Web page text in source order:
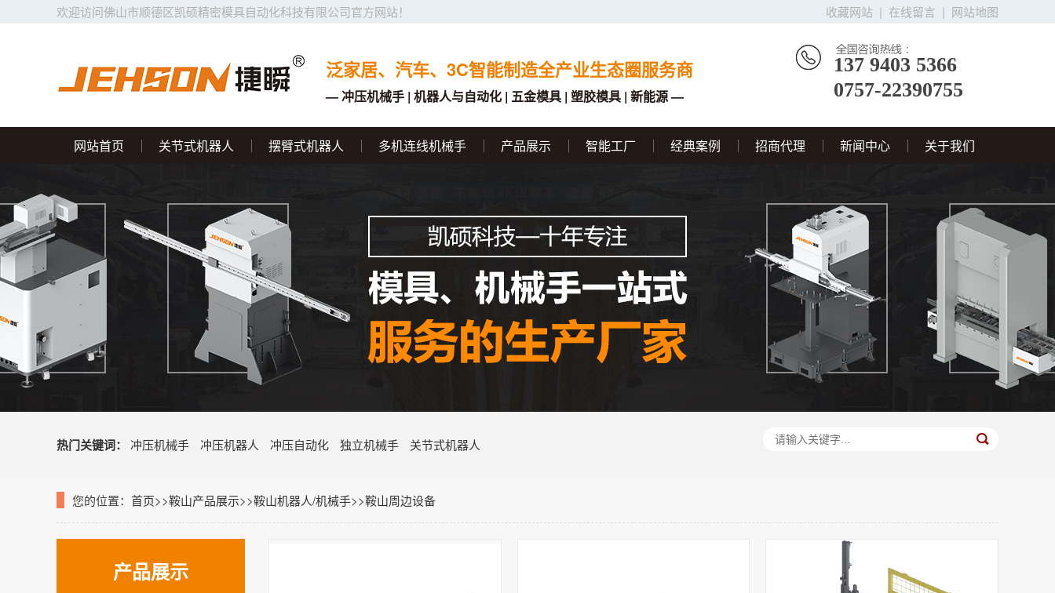
收藏网站 | 在线留言 | 网站地图
欢迎访问佛山市顺德区凯硕精密模具自动化科技有限公司官方网站！
泛家居、汽车、3C智能制造全产业生态圈服务商
— 冲压机械手 | 机器人与自动化 | 五金模具 | 塑胶模具 | 新能源 —
137 9403 5366
0757-22390755
网站首页 关节式机器人 摆臂式机器人 多机连线机械手 产品展示 智能工厂 经典案例 招商代理 新闻中心 关于我们
热门关键词： 冲压机械手 冲压机器人 冲压自动化 独立机械手 关节式机器人
您的位置： 首页>>鞍山产品展示>>鞍山机器人/机械手>>鞍山周边设备
产品展示